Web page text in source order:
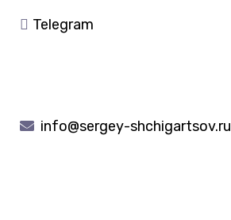
Telegram
info@sergey-shchigartsov.ru